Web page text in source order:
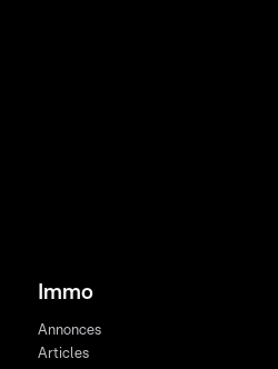
Immo
Annonces
Articles